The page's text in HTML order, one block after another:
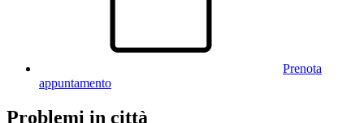
Prenota
appuntamento
Problemi in città